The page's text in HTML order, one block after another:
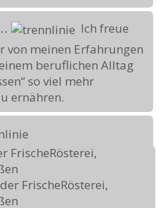
Ich freue
von meinen Erfahrungen
beruflichen Alltag
so viel mehr
ernähren.
FrischeRösterei,